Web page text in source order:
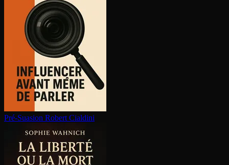
Pré-Suasion Robert Cialdini